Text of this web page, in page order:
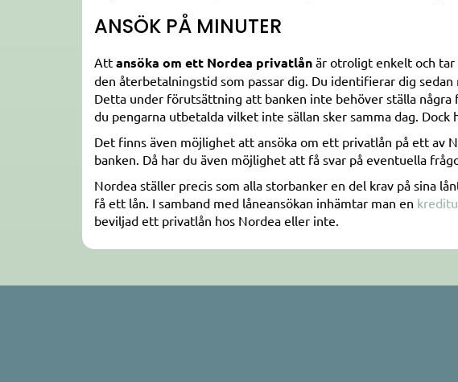
ANSÖK PÅ MINUTER
Att ansöka om ett Nordea privatlån är otroligt enkelt och tar
den återbetalningstid som passar dig. Du identifierar dig
Detta under förutsättning att banken inte behöver ställa
du pengarna utbetalda vilket inte sällan sker samma dag.
Det finns även möjlighet att ansöka om ett privatlån på ett
banken. Då har du även möjlighet att få svar på eventuella
Nordea ställer precis som alla storbanker en del krav på sina
få ett lån. I samband med låneansökan inhämtar man en
beviljad ett privatlån hos Nordea eller inte.